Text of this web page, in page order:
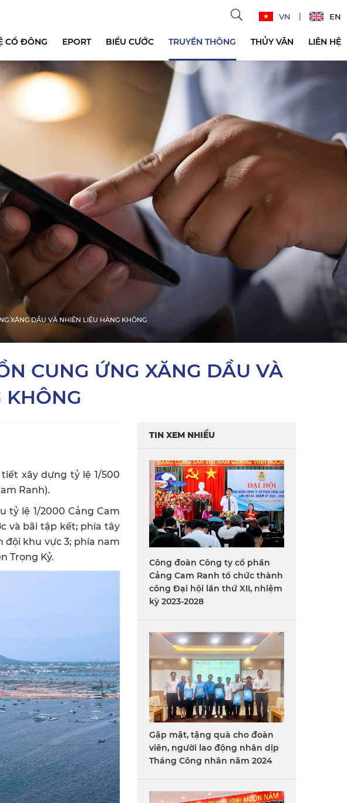
VN EN
CỔ ĐÔNG EPORT BIỂU CƯỚC TRUYỀN THÔNG THỦY VĂN LIÊN HỆ
XĂNG DẦU VÀ NHIÊN LIỆU HÀNG KHÔNG
CUNG ỨNG XĂNG DẦU VÀ
KHÔNG
xây dựng tỷ lệ 1/500
Ranh).
tỷ lệ 1/2000 Cảng Cam
và bãi tập kết; phía tây
đội khu vực 3; phía nam
Trọng Kỷ.
TIN XEM NHIỀU
Công đoàn Công ty cổ phần
Cảng Cam Ranh tổ chức thành
công Đại hội lần thứ XII, nhiệm
kỳ 2023-2028
Gặp mặt, tặng quà cho đoàn
viên, người lao động nhân dịp
Tháng Công nhân năm 2024